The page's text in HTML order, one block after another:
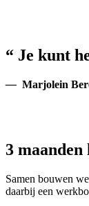
“ Je kunt
— Marjolein
3
Samen bouwen
daarbij een